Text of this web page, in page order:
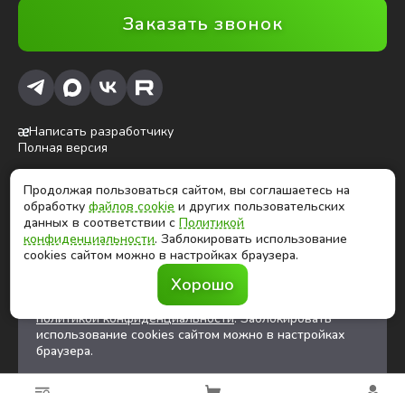
Заказать звонок
Написать разработчику
Полная версия
ⓒ Глобалтек, 2026
Цены на сайте не являются публичной офертой
Продолжая использовать сайт, вы соглашаетесь на
файлов cookiesи других
пользовательских данных в соответствии с
политикой конфиденциальности. Заблокировать
использование cookies сайтом можно в настройках
браузера.
Продолжая пользоваться сайтом, вы соглашаетесь на
обработкуфайлов cookie и других пользовательских
данных в соответствии сПолитикой
конфиденциальности. Заблокировать использование
cookies сайтом можно в настройках браузера.
Хорошо